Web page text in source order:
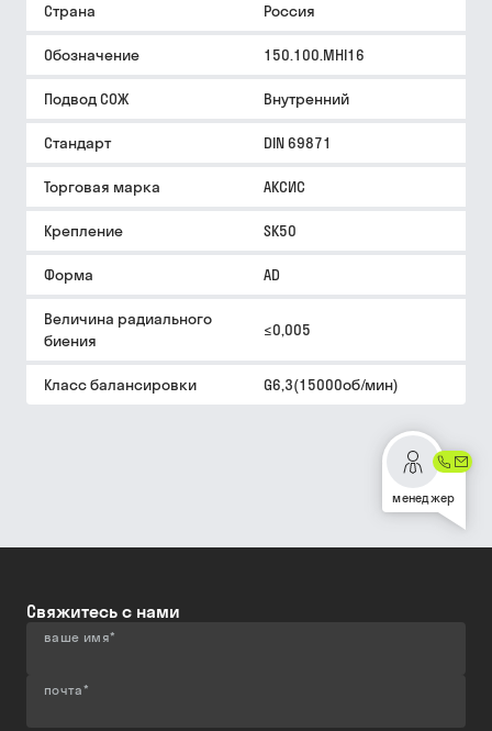
Страна Россия
Обозначение 150.100.MHI16
Подвод СОЖ Внутренний
Стандарт DIN 69871
Торговая марка АКСИС
Крепление SK50
Форма AD
Величина радиального
биения
≤0,005
Класс балансировки G6,3(15000об/мин)
менеджер
Свяжитесь с нами
ваше имя*
почта*